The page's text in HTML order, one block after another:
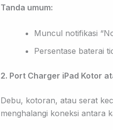
Tanda umum:
Muncul notifikasi
Persentase baterai
2. Port Charger iPad Kotor
Debu, kotoran, atau serat
menghalangi koneksi antara